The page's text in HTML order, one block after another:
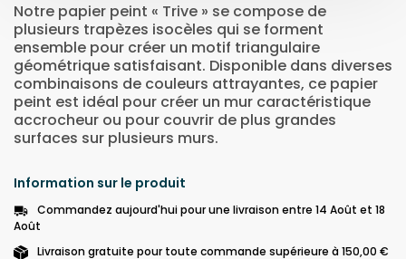
Notre papier peint « Trive » se compose de
plusieurs trapèzes isocèles qui se forment
ensemble pour créer un motif triangulaire
géométrique satisfaisant. Disponible dans diverses
combinaisons de couleurs attrayantes, ce papier
peint est idéal pour créer un mur caractéristique
accrocheur ou pour couvrir de plus grandes
surfaces sur plusieurs murs.
Information sur le produit
Commandez aujourd'hui pour une livraison entre 14 Août et 18
Août
Livraison gratuite pour toute commande supérieure à 150,00 €